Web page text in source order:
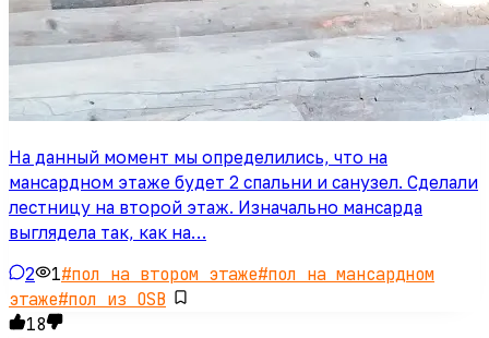
На данный момент мы определились, что на
мансардном этаже будет 2 спальни и санузел. Сделали
лестницу на второй этаж. Изначально мансарда
выглядела так, как на…
2 1#пол на втором этаже#пол на мансардном
этаже#пол из OSB
18